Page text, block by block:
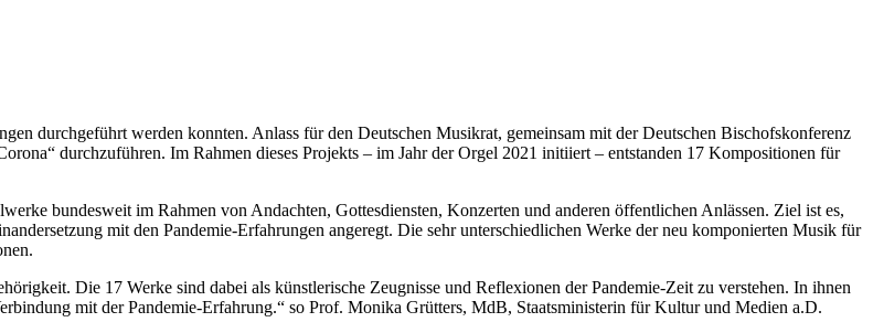
durchgeführt werden konnten. Anlass für den Deutschen Musikrat, gemeinsam mit der Deutschen Bischofskonferenz
durchzuführen. Im Rahmen dieses Projekts – im Jahr der Orgel 2021 initiiert – entstanden 17 Kompositionen für
bundesweit im Rahmen von Andachten, Gottesdiensten, Konzerten und anderen öffentlichen Anlässen. Ziel ist es,
mit den Pandemie-Erfahrungen angeregt. Die sehr unterschiedlichen Werke der neu komponierten Musik für
Die 17 Werke sind dabei als künstlerische Zeugnisse und Reflexionen der Pandemie-Zeit zu verstehen. In ihnen
mit der Pandemie-Erfahrung.“ so Prof. Monika Grütters, MdB, Staatsministerin für Kultur und Medien a.D.